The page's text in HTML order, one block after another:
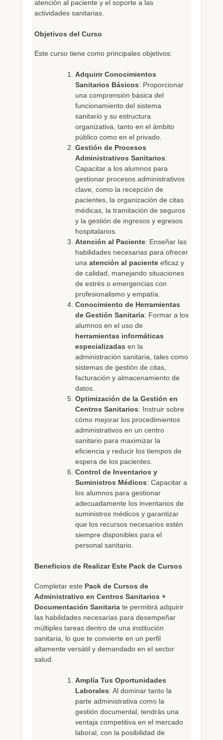
atención al paciente y el soporte a las
actividades sanitarias.
Objetivos del Curso
Este curso tiene como principales objetivos:
Adquirir Conocimientos
Sanitarios Básicos: Proporcionar
una comprensión básica del
funcionamiento del sistema
sanitario y su estructura
organizativa, tanto en el ámbito
público como en el privado.
Gestión de Procesos
Administrativos Sanitarios:
Capacitar a los alumnos para
gestionar procesos administrativos
clave, como la recepción de
pacientes, la organización de citas
médicas, la tramitación de seguros
y la gestión de ingresos y egresos
hospitalarios.
Atención al Paciente: Enseñar las
habilidades necesarias para ofrecer
una atención al pacienteeficaz y
de calidad, manejando situaciones
de estrés o emergencias con
profesionalismo y empatía.
Conocimiento de Herramientas
de Gestión Sanitaria: Formar a los
alumnos en el uso de
herramientas informáticas
especializadas en la
administración sanitaria, tales como
sistemas de gestión de citas,
facturación y almacenamiento de
datos.
Optimización de la Gestión en
Centros Sanitarios: Instruir sobre
cómo mejorar los procedimientos
administrativos en un centro
sanitario para maximizar la
eficiencia y reducir los tiempos de
espera de los pacientes.
Control de Inventarios y
Suministros Médicos: Capacitar a
los alumnos para gestionar
adecuadamente los inventarios de
suministros médicos y garantizar
que los recursos necesarios estén
siempre disponibles para el
personal sanitario.
Beneficios de Realizar Este Pack de Cursos
Completar este Pack de Cursos de
Administrativo en Centros Sanitarios +
Documentación Sanitariate permitirá adquirir
las habilidades necesarias para desempeñar
múltiples tareas dentro de una institución
sanitaria, lo que te convierte en un perfil
altamente versátil y demandado en el sector
salud.
Amplía Tus Oportunidades
Laborales: Al dominar tanto la
parte administrativa como la
gestión documental, tendrás una
ventaja competitiva en el mercado
laboral, con la posibilidad de